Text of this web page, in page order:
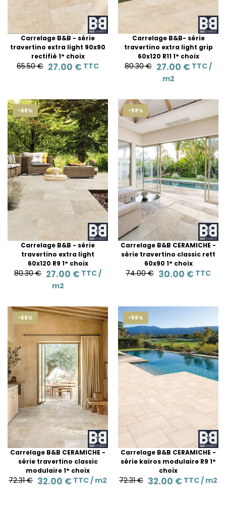
Carrelage B&B - série
travertino extra light 90x90
rectifié 1° choix
65.50 € 27.00 € TTC
Carrelage B&B- série
travertino extra light grip
60x120 R11 1° choix
80.30 € 27.00 € TTC /
m2
-66%
Carrelage B&B - série
travertino extra light
60x120 R9 1° choix
80.30 € 27.00 € TTC /
m2
-59%
Carrelage B&B CERAMICHE -
série travertino classic rett
60x90 1° choix
74.00 € 30.00 € TTC
-56%
Carrelage B&B CERAMICHE -
série travertino classic
modulaire 1° choix
72.31 € 32.00 € TTC / m2
-56%
Carrelage B&B CERAMICHE -
série kairos modulaire R9 1°
choix
72.31 € 32.00 € TTC / m2